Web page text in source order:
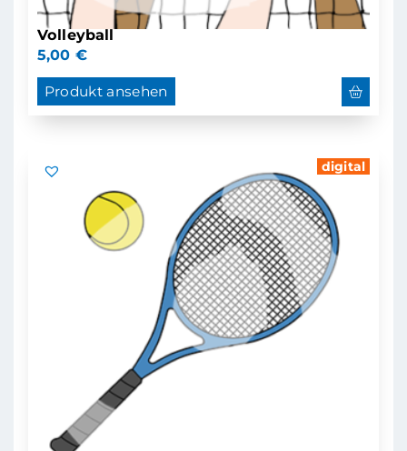
Volleyball
5,00 €
Produkt ansehen
digital